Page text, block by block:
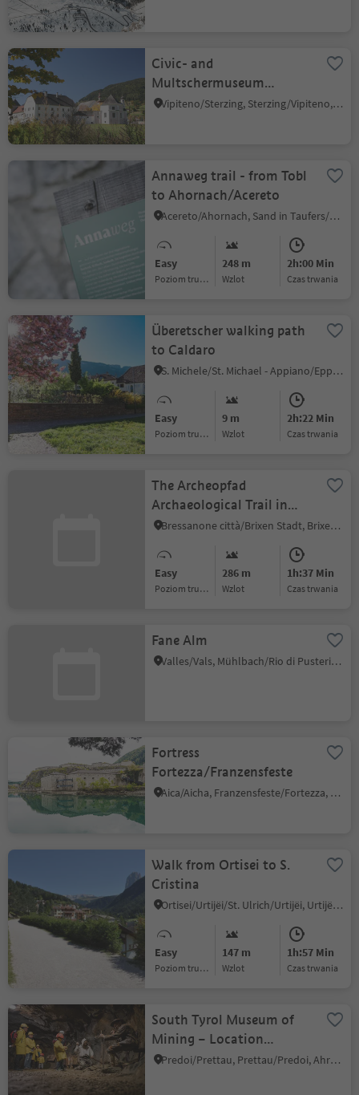
Civic- and
Multschermuseum
Sterzing
Vipiteno/Sterzing, Sterzing/Vipiteno, Sterzing/Vipiteno and environs
Annaweg trail - from Tobl
to Ahornach/Acereto
Acereto/Ahornach, Sand in Taufers/Campo Tures, Ahrntal/Valle Aurina
Easy
Poziom trudności
248 m
Wzlot
2h:00 Min
czas trwania
Überetscher walking path
to Caldaro
S. Michele/St. Michael - Appiano/Eppan, Eppan an der Weinstaße/Appiano sulla Strada del Vino, Alto Adige Wine Road
Easy
Poziom trudności
9 m
Wzlot
2h:22 Min
czas trwania
The Archeopfad
Archaeological Trail in
Brixen
Bressanone città/Brixen Stadt, Brixen/Bressanone, Brixen/Bressanone and environs
Easy
Poziom trudności
286 m
Wzlot
1h:37 Min
czas trwania
Fane Alm
Valles/Vals, Mühlbach/Rio di Pusteria, Brixen/Bressanone and environs
Fortress
Fortezza/Franzensfeste
Aica/Aicha, Franzensfeste/Fortezza, Brixen/Bressanone and environs
Walk from Ortisei to S.
Cristina
Ortisei/Urtijëi/St. Ulrich/Urtijëi, Urtijëi/Ortisei, Dolomites Region Val Gardena
Easy
Poziom trudności
147 m
Wzlot
1h:57 Min
czas trwania
South Tyrol Museum of
Mining – Location
Prettau/Predoi
Predoi/Prettau, Prettau/Predoi, Ahrntal/Valle Aurina